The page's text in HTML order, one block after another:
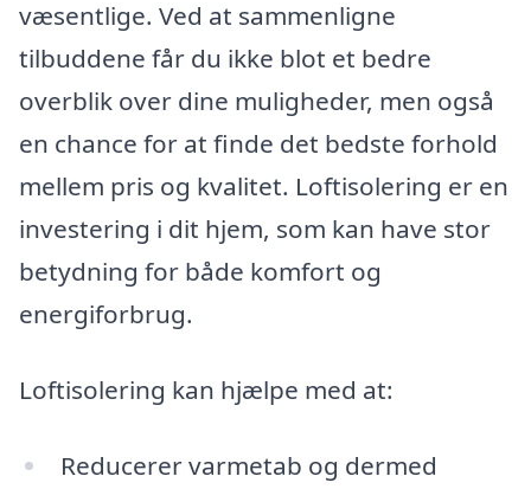
væsentlige. Ved at sammenligne
tilbuddene får du ikke blot et bedre
overblik over dine muligheder, men også
en chance for at finde det bedste forhold
mellem pris og kvalitet. Loftisolering er en
investering i dit hjem, som kan have stor
betydning for både komfort og
energiforbrug.
Loftisolering kan hjælpe med at:
Reducerer varmetab og dermed